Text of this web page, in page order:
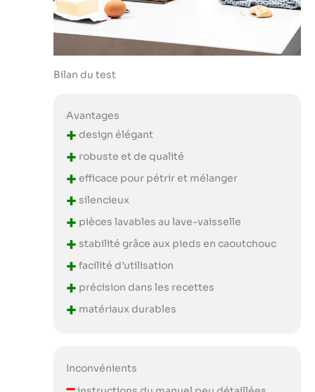
Bilan du test
Avantages
+ design élégant
+ robuste et de qualité
+ efficace pour pétrir et mélanger
+ silencieux
+ pièces lavables au lave-vaisselle
+ stabilité grâce aux pieds en caoutchouc
+ facilité d’utilisation
+ précision dans les recettes
+ matériaux durables
Inconvénients